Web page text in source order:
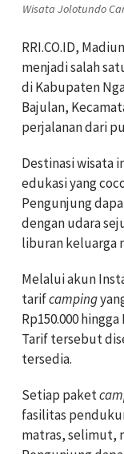
Wisata Jolotundo
RRI.CO.ID,
menjadi salah
di Kabupaten
Bajulan,
perjalanan dari
Destinasi wisata
edukasi yang
Pengunjung
dengan udara
liburan keluarga
Melalui akun
tarifcamping
Rp150.000
Tarif tersebut
tersedia.
Setiap paket
fasilitas
matras, selimut,